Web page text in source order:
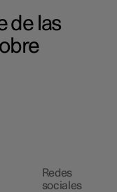
de las
Redes
sociales